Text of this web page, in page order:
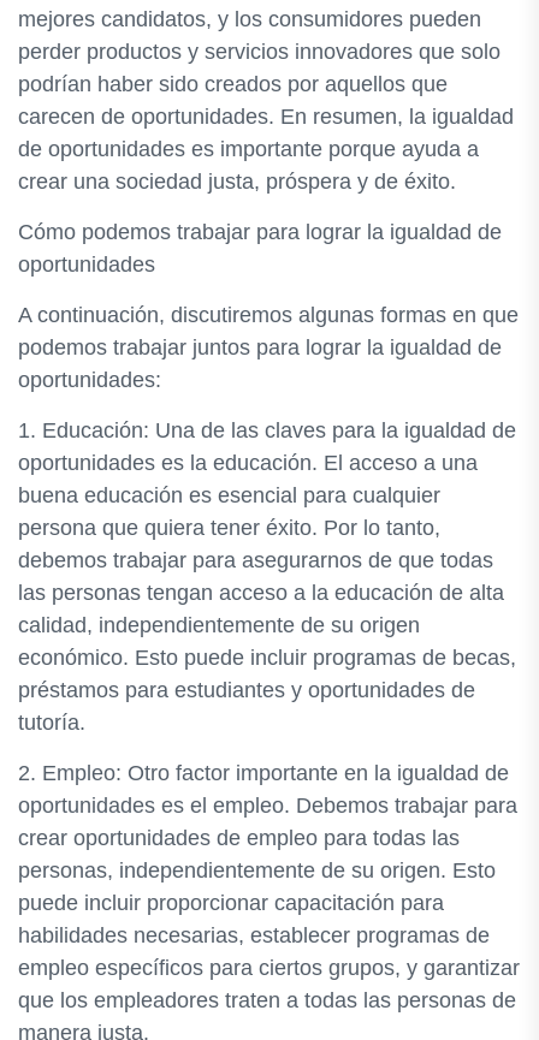
mejores candidatos, y los consumidores pueden
perder productos y servicios innovadores que solo
podrían haber sido creados por aquellos que
carecen de oportunidades. En resumen, la igualdad
de oportunidades es importante porque ayuda a
crear una sociedad justa, próspera y de éxito.
Cómo podemos trabajar para lograr la igualdad de
oportunidades
A continuación, discutiremos algunas formas en que
podemos trabajar juntos para lograr la igualdad de
oportunidades:
1. Educación: Una de las claves para la igualdad de
oportunidades es la educación. El acceso a una
buena educación es esencial para cualquier
persona que quiera tener éxito. Por lo tanto,
debemos trabajar para asegurarnos de que todas
las personas tengan acceso a la educación de alta
calidad, independientemente de su origen
económico. Esto puede incluir programas de becas,
préstamos para estudiantes y oportunidades de
tutoría.
2. Empleo: Otro factor importante en la igualdad de
oportunidades es el empleo. Debemos trabajar para
crear oportunidades de empleo para todas las
personas, independientemente de su origen. Esto
puede incluir proporcionar capacitación para
habilidades necesarias, establecer programas de
empleo específicos para ciertos grupos, y garantizar
que los empleadores traten a todas las personas de
manera justa.